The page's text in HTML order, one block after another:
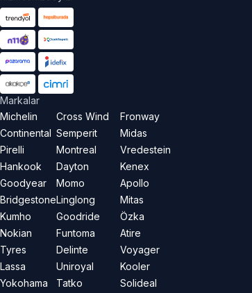
Markalar
Michelin
Continental
Pirelli
Hankook
Goodyear
Bridgestone
Kumho
Nokian
Tyres
Lassa
Yokohama
Cross Wind
Semperit
Montreal
Dayton
Momo
Linglong
Goodride
Funtoma
Delinte
Uniroyal
Tatko
Fronway
Midas
Vredestein
Kenex
Apollo
Mitas
Özka
Atire
Voyager
Kooler
Solideal